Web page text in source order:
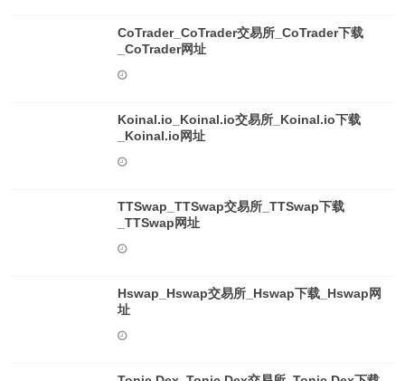
CoTrader_CoTrader交易所_CoTrader下载
_CoTrader网址
Koinal.io_Koinal.io交易所_Koinal.io下载
_Koinal.io网址
TTSwap_TTSwap交易所_TTSwap下载
_TTSwap网址
Hswap_Hswap交易所_Hswap下载_Hswap网
址